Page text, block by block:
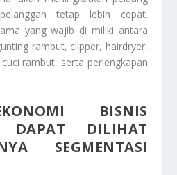
tetap lebih cepat.
yang wajib di miliki antara
rambut, clipper, hairdryer,
rambut, serta perlengkapan
BISNIS
DAPAT DILIHAT
SEGMENTASI